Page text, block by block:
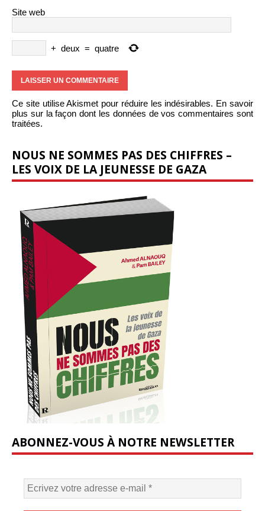
Site web
+ deux = quatre
Ce site utilise Akismet pour réduire les indésirables. En savoir
plus sur la façon dont les données de vos commentaires sont
traitées.
NOUS NE SOMMES PAS DES CHIFFRES –
LES VOIX DE LA JEUNESSE DE GAZA
ABONNEZ-VOUS À NOTRE NEWSLETTER